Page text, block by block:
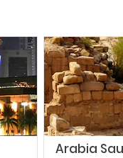
Arabia